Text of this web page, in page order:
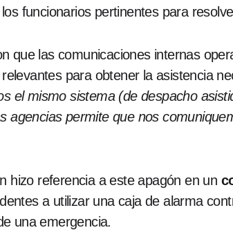
funcionarios pertinentes para
que las comunicaciones internas
para obtener la asistencia
el mismo sistema (de despacho
agencias permite que nos
hizo referencia a este apagón en un
a utilizar una caja de alarma
una emergencia.